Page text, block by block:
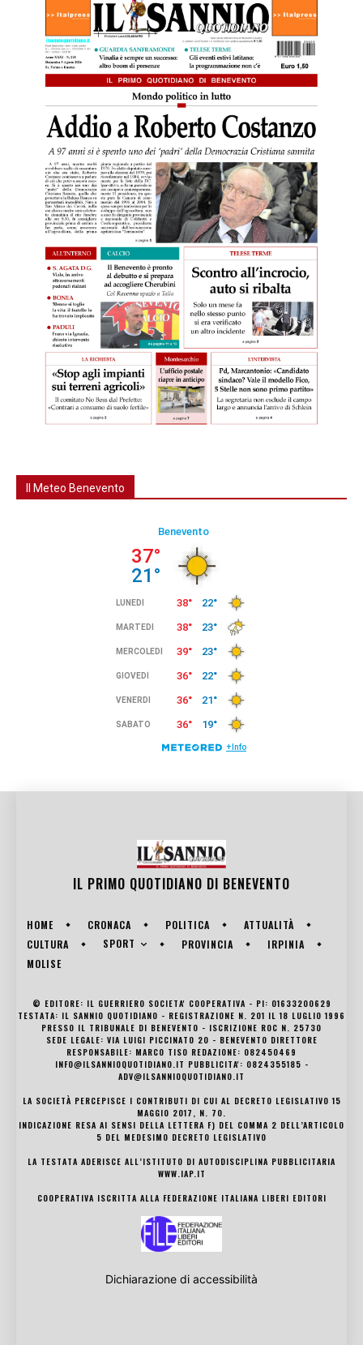
Il Meteo Benevento
IL PRIMO QUOTIDIANO DI BENEVENTO
HOME CRONACA POLITICA
ATTUALITÀ
CULTURA
SPORT PROVINCIA
IRPINIA
MOLISE
© EDITORE: IL GUERRIERO SOCIETA' COOPERATIVA - PI: 01633200629
TESTATA: IL SANNIO QUOTIDIANO - REGISTRAZIONE N. 201 IL 18 LUGLIO 1996
PRESSO IL TRIBUNALE DI BENEVENTO - ISCRIZIONE ROC N. 25730
SEDE LEGALE: VIA LUIGI PICCINATO 20 - BENEVENTO DIRETTORE
RESPONSABILE: MARCO TISO REDAZIONE: 082450469
INFO@ILSANNIOQUOTIDIANO.IT PUBBLICITA': 0824355185 -
ADV@ILSANNIOQUOTIDIANO.IT
LA SOCIETÀ PERCEPISCE I CONTRIBUTI DI CUI AL DECRETO LEGISLATIVO 15
MAGGIO 2017, N. 70.
INDICAZIONE RESA AI SENSI DELLA LETTERA F) DEL COMMA 2 DELL’ARTICOLO
5 DEL MEDESIMO DECRETO LEGISLATIVO
LA TESTATA ADERISCE ALL’ISTITUTO DI AUTODISCIPLINA PUBBLICITARIA
WWW.IAP.IT
COOPERATIVA ISCRITTA ALLA FEDERAZIONE ITALIANA LIBERI EDITORI
Dichiarazione di accessibilità